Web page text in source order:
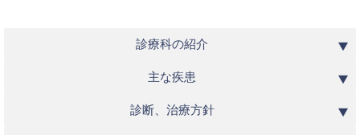
診療科の紹介
主な疾患
診断、治療方針